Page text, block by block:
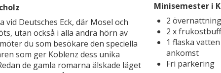
Holstein, präglat av spännande
idylliska småstäder och inte
unika marsklandskapet vid den
delen av Vadehavet, som för övrigt
på UNESCO:s världsarvslista sedan
Under sommaren är regionen en
vid Deutsches Eck, där Mosel och
utan också i alla andra hörn av
du som besökare den speciella
som ger Koblenz dess unika
de gamla romarna älskade läget
Minisemester i
2
2 x
1 flaska
ankomst
Fri parkering